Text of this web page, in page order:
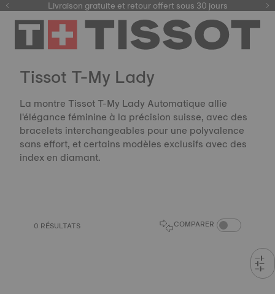
Livraison gratuite et retour offert sous 30 jours
Tissot T-My Lady
La montre Tissot T-My Lady Automatique allie
l'élégance féminine à la précision suisse, avec des
bracelets interchangeables pour une polyvalence
sans effort, et certains modèles exclusifs avec des
index en diamant.
0 RÉSULTATS COMPARER COMPARER LES